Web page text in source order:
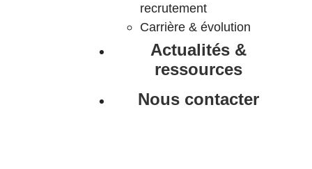
recrutement
Carrière & évolution
Actualités &
ressources
Nous contacter